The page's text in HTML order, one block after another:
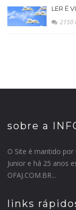
LER É
2150
sobre a
O Site é mantido por
Junior e há 25 anos
OFAJ.COM.BR...
links